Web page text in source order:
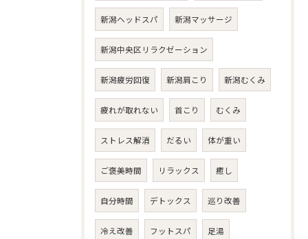
新潟ヘッドスパ 新潟マッサージ
新潟中央区リラクゼーション
新潟疲労回復 新潟肩こり 新潟むくみ
疲れが取れない 首こり むくみ
ストレス解消 だるい 体が重い
ご褒美時間 リラックス 癒し
自分時間 デトックス 巡り改善
冷え改善 フットスパ 足湯